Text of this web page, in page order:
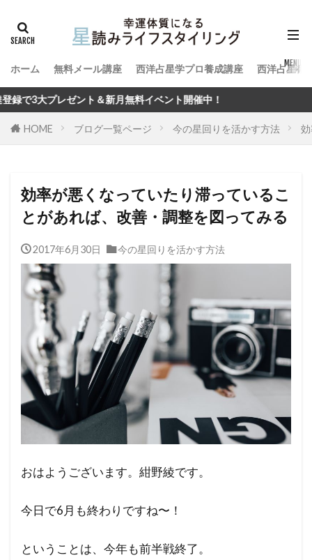
ホーム 無料メール講座 西洋占星学プロ養成講座 西洋占星術
無料イベント開催中！
HOME ブログ一覧ページ 今の星回りを活かす方法
効率が悪くなっていたり滞っているこ
とがあれば、改善・調整を図ってみる
2017年6月30日 今の星回りを活かす方法
おはようございます。紺野綾です。
今日で6月も終わりですね〜！
ということは、今年も前半戦終了。